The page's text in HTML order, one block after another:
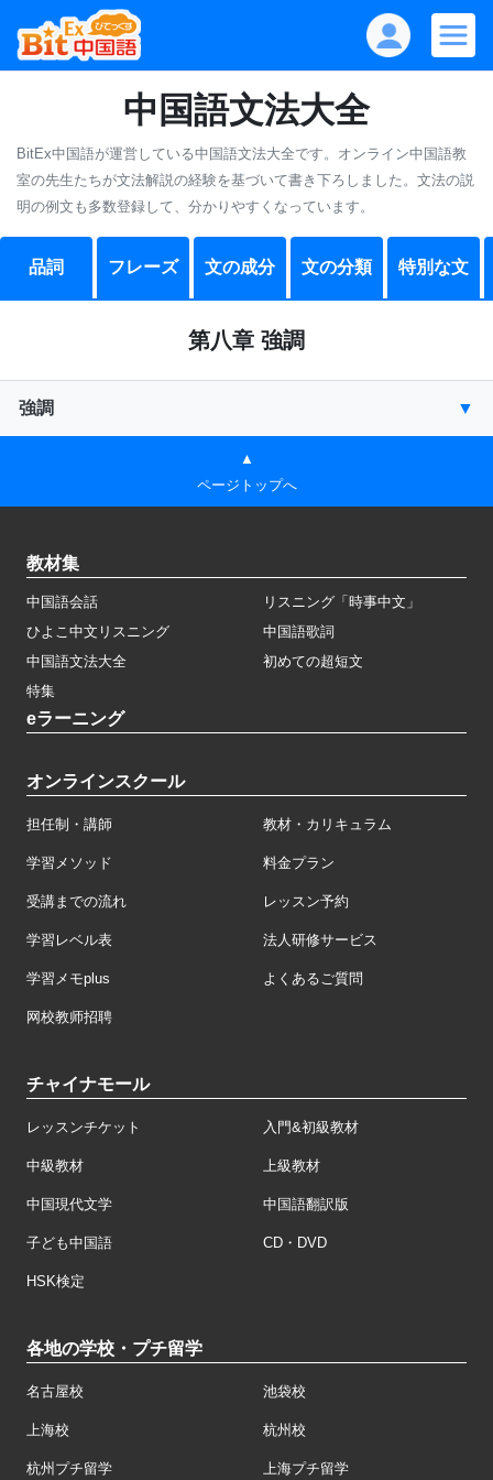
中国語文法大全
BitEx中国語が運営している中国語文法大全です。オンライン中国語教
室の先生たちが文法解説の経験を基づいて書き下ろしました。 文法の説
明の例文も多数登録して、分かりやすくなっています。
品詞 フレーズ 文の成分 文の分類 特別な文
第八章 強調
強調
▲
ページトップへ
教材集
中国語会話
リスニング「時事中文」
ひよこ中文リスニング
中国語歌詞
中国語文法大全
初めての超短文
特集
eラーニング
オンラインスクール
担任制・講師 教材・カリキュラム
学習メソッド 料金プラン
受講までの流れ レッスン予約
学習レベル表 法人研修サービス
学習メモplus よくあるご質問
网校教师招聘
チャイナモール
レッスンチケット 入門&初級教材
中級教材 上級教材
中国現代文学 中国語翻訳版
子ども中国語 CD・DVD
HSK検定
各地の学校・プチ留学
名古屋校 池袋校
上海校 杭州校
杭州プチ留学 上海プチ留学